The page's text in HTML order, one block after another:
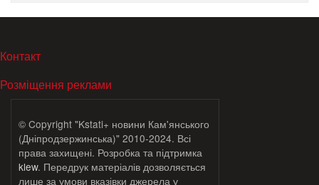
МЕНЮ В ПОДВАЛЕ
Контакт
Розміщення реклами
© Copyright "Kstati+ новини Кам'янського
(Дніпродзержинська)" 2010-2024. Всі
права захищені. Розробка та підтримка
klew. Передрук матеріалів дозволяється
лише за умови вказівки джерела у